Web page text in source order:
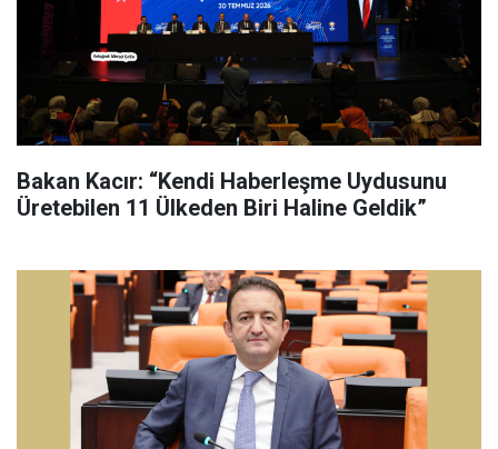
Bakan Kacır: “Kendi Haberleşme Uydusunu
Üretebilen 11 Ülkeden Biri Haline Geldik”